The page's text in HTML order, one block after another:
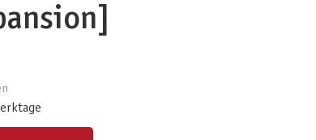
benutze die Schaltflächen um die Anzahl zu erhöhen oder zu reduzieren.